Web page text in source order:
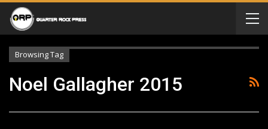
Browsing Tag
Noel Gallagher 2015